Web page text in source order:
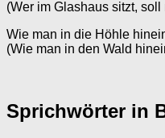
(Wer im Glashaus sitzt,
Wie man in die Höhle
(Wie man in den Wald
Sprichwörter in